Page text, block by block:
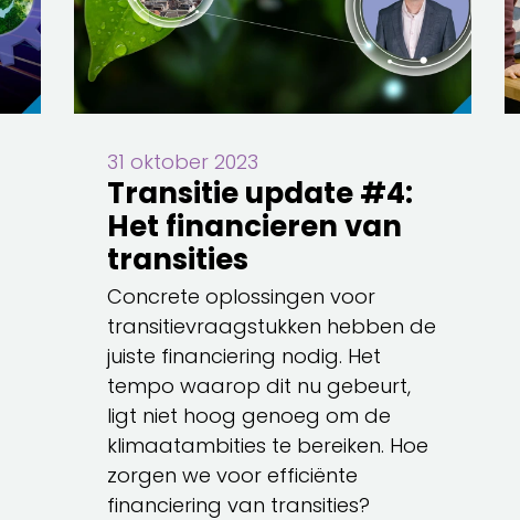
31 oktober 2023
Transitie update #4:
Het financieren van
transities
Concrete oplossingen voor
transitievraagstukken hebben de
juiste financiering nodig. Het
tempo waarop dit nu gebeurt,
ligt niet hoog genoeg om de
klimaatambities te bereiken. Hoe
zorgen we voor efficiënte
financiering van transities?